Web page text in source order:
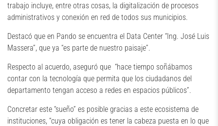
trabajo incluye, entre otras cosas, la digitalización de procesos
administrativos y conexión en red de todos sus municipios.
Destacó que en Pando se encuentra el Data Center “Ing. José Luis
Massera”, que ya “es parte de nuestro paisaje”.
Respecto al acuerdo, aseguró que “hace tiempo soñábamos
contar con la tecnología que permita que los ciudadanos del
departamento tengan acceso a redes en espacios públicos”.
Concretar este “sueño” es posible gracias a este ecosistema de
instituciones, “cuya obligación es tener la cabeza puesta en lo que